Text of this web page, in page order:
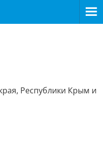
Республики Крым и